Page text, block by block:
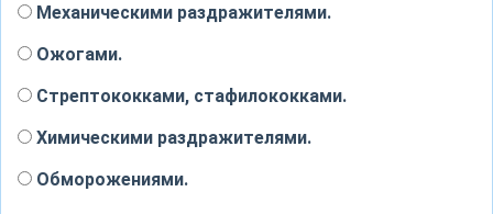
Механическими раздражителями.
Ожогами.
Стрептококками, стафилококками.
Химическими раздражителями.
Обморожениями.